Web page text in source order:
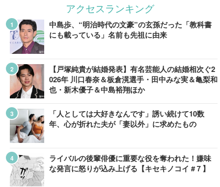
アクセスランキング
中島歩、“明治時代の文豪”の玄孫だった「教科書
にも載っている」名前も先祖に由来
【戸塚純貴が結婚発表】有名芸能人の結婚相次ぐ2
026年 川口春奈＆板倉滉選手・田中みな実＆亀梨和
也・新木優子＆中島裕翔ほか
「人としては大好きなんです」誘い続けて10数
年、心が折れた夫が「妻以外」に求めたもの
ライバルの後輩俳優に重要な役を奪われた！嫌味
な発言に怒りが込み上げる【キセキノコイ #７】